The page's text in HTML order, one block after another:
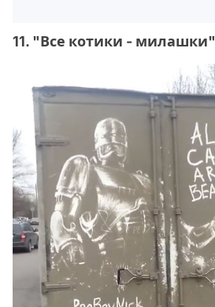
11. "Все котики - милашки"